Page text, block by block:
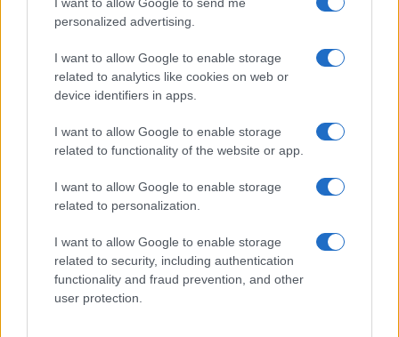
personalized advertising.
I want to allow Google to enable storage
related to analytics like cookies on web or
device identifiers in apps.
I want to allow Google to enable storage
related to functionality of the website or app.
I want to allow Google to enable storage
related to personalization.
I want to allow Google to enable storage
related to security, including authentication
functionality and fraud prevention, and other
user protection.